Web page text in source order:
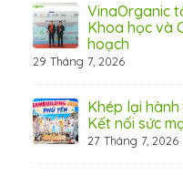
VinaOrganic
Khoa học và
hoạch
29 Tháng 7, 2026
Khép lại
Kết nối sức
27 Tháng 7, 2026